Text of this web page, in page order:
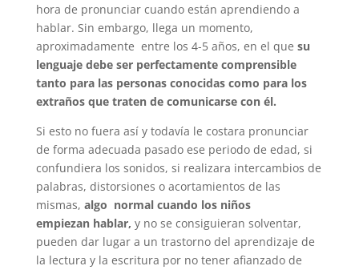
hora de pronunciar cuando están aprendiendo a
hablar. Sin embargo, llega un momento,
aproximadamente entre los 4-5 años, en el que su
lenguaje debe ser perfectamente comprensible
tanto para las personas conocidas como para los
extraños que traten de comunicarse con él.
Si esto no fuera así y todavía le costara pronunciar
de forma adecuada pasado ese periodo de edad, si
confundiera los sonidos, si realizara intercambios de
palabras, distorsiones o acortamientos de las
mismas, algo normal cuando los niños
empiezan hablar, y no se consiguieran solventar,
pueden dar lugar a un trastorno del aprendizaje de
la lectura y la escritura por no tener afianzado de